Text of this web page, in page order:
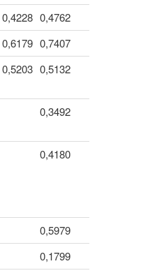
0,4228 0,4762
0,6179 0,7407
0,5203 0,5132
0,3492
0,4180
0,5979
0,1799